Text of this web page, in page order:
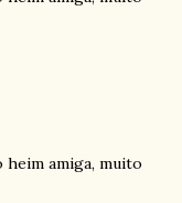
heim amiga, muito